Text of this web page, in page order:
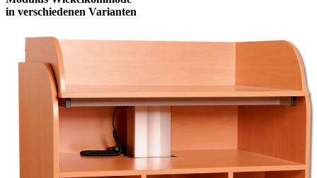
in verschiedenen Varianten